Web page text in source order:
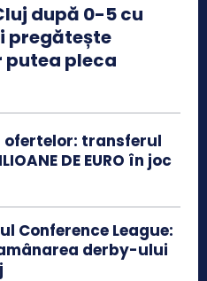
după 0-5 cu
pregătește
putea pleca
ofertelor: transferul
DE EURO în joc
Conference League:
derby-ului